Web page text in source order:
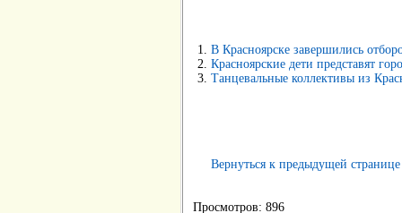
В Красноярске завершились
Красноярские дети представят
Танцевальные коллективы из
Вернуться к предыдущей странице
Просмотров: 896